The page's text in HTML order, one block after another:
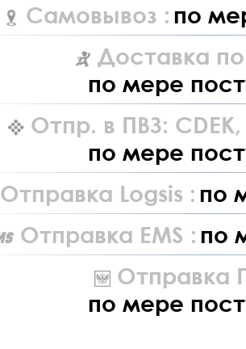
Самовывоз : по
Доставка
по мере
Отпр. в ПВЗ: CDEK,
по мере
Отправка Logsis : по
Отправка EMS : по
Отправка
по мере